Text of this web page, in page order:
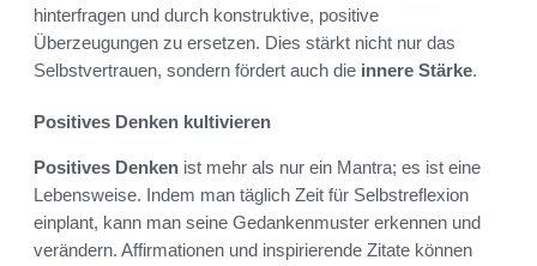
hinterfragen und durch konstruktive, positive
Überzeugungen zu ersetzen. Dies stärkt nicht nur das
Selbstvertrauen, sondern fördert auch die innere Stärke.
Positives Denken kultivieren
Positives Denken ist mehr als nur ein Mantra; es ist eine
Lebensweise. Indem man täglich Zeit für Selbstreflexion
einplant, kann man seine Gedankenmuster erkennen und
verändern. Affirmationen und inspirierende Zitate können